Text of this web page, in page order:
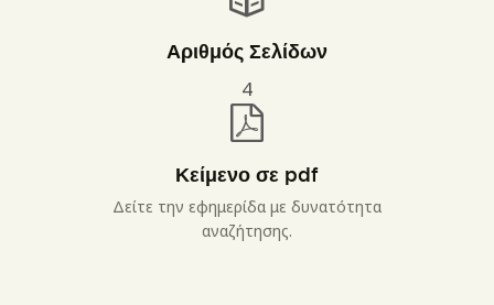
Αριθμός Σελίδων
4
Κείμενο σε pdf
Δείτε την εφημερίδα με δυνατότητα
αναζήτησης.